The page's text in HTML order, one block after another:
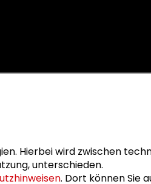
Hierbei wird zwischen
unterschieden.
. Dort können Sie